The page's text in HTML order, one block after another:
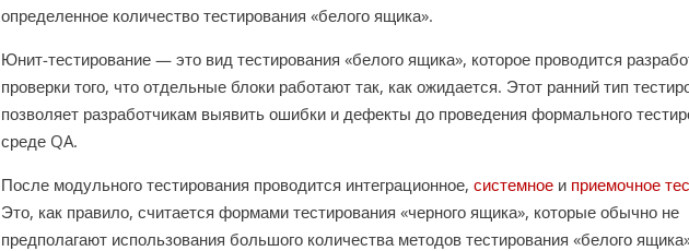
определенное количество тестирования «белого ящика».
Юнит-тестирование — это вид тестирования «белого ящика», которое проводится
проверки того, что отдельные блоки работают так, как ожидается. Этот ранний тип
позволяет разработчикам выявить ошибки и дефекты до проведения формального
среде QA.
После модульного тестирования проводится интеграционное,системное и приемочное
Это, как правило, считается формами тестирования «черного ящика», которые обычно не
предполагают использования большого количества методов тестирования «белого